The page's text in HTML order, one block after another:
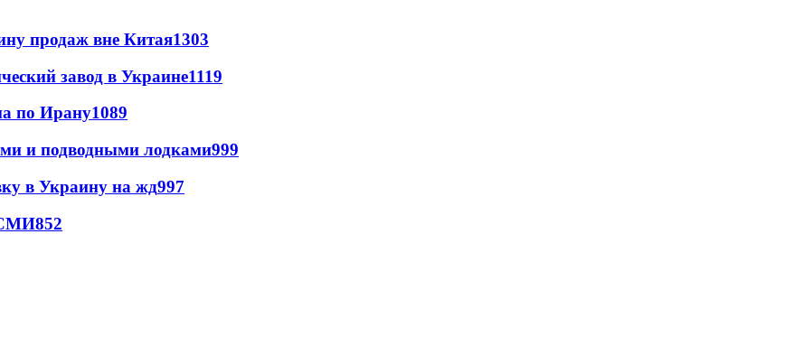
продаж вне Китая1303
завод в Украине1119
по Ирану1089
и подводными лодками999
в Украину на жд997
СМИ852